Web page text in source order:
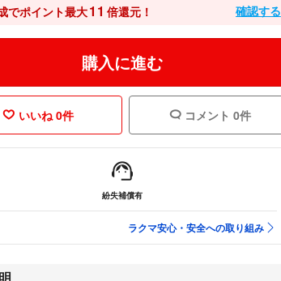
でポイント最大11 倍還元！ 確認する
購入に進む
いいね 0件 コメント 0件
紛失補償有
ラクマ安心・安全への取り組み